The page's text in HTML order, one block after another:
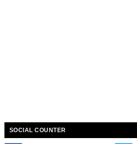
SOCIAL COUNTER